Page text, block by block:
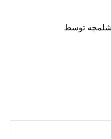
شلمچه توسط